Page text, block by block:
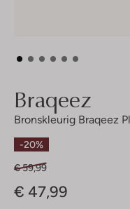
Braqeez
Bronskleurig Braqeez
-20%
€ 59,99
€ 47,99